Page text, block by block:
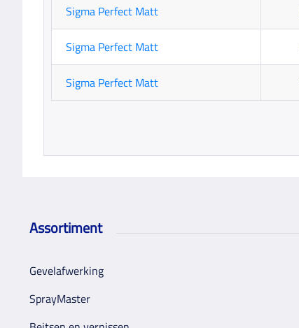
Sigma Perfect Matt
Sigma Perfect Matt
Sigma Perfect Matt
Assortiment
Gevelafwerking
SprayMaster